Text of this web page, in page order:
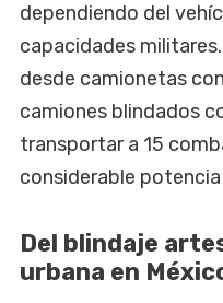
dependiendo del
capacidades
desde camionetas
camiones blindados
transportar a 15
considerable
Del blindaje
urbana en